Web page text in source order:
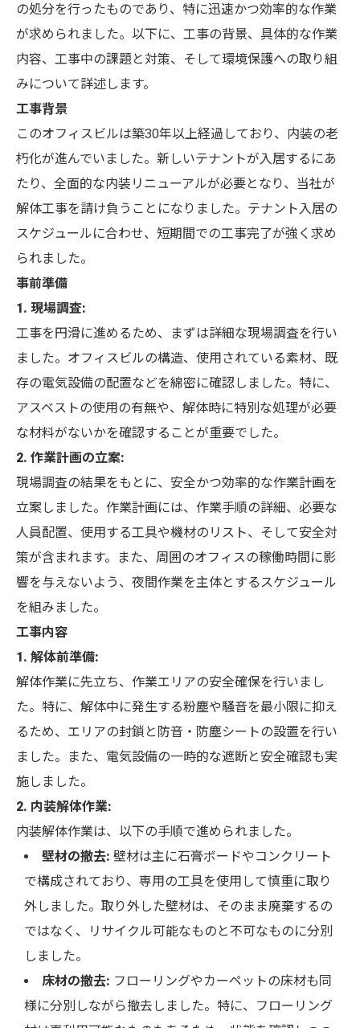
の処分を行ったものであり、特に迅速かつ効率的な作業
が求められました。以下に、工事の背景、具体的な作業
内容、工事中の課題と対策、そして環境保護への取り組
みについて詳述します。
工事背景
このオフィスビルは築30年以上経過しており、内装の老
朽化が進んでいました。新しいテナントが入居するにあ
たり、全面的な内装リニューアルが必要となり、当社が
解体工事を請け負うことになりました。テナント入居の
スケジュールに合わせ、短期間での工事完了が強く求め
られました。
事前準備
1. 現場調査:
工事を円滑に進めるため、まずは詳細な現場調査を行い
ました。オフィスビルの構造、使用されている素材、既
存の電気設備の配置などを綿密に確認しました。特に、
アスベストの使用の有無や、解体時に特別な処理が必要
な材料がないかを確認することが重要でした。
2. 作業計画の立案:
現場調査の結果をもとに、安全かつ効率的な作業計画を
立案しました。作業計画には、作業手順の詳細、必要な
人員配置、使用する工具や機材のリスト、そして安全対
策が含まれます。また、周囲のオフィスの稼働時間に影
響を与えないよう、夜間作業を主体とするスケジュール
を組みました。
工事内容
1. 解体前準備:
解体作業に先立ち、作業エリアの安全確保を行いまし
た。特に、解体中に発生する粉塵や騒音を最小限に抑え
るため、エリアの封鎖と防音・防塵シートの設置を行い
ました。また、電気設備の一時的な遮断と安全確認も実
施しました。
2. 内装解体作業:
内装解体作業は、以下の手順で進められました。
壁材の撤去: 壁材は主に石膏ボードやコンクリート
で構成されており、専用の工具を使用して慎重に取り
外しました。取り外した壁材は、そのまま廃棄するの
ではなく、リサイクル可能なものと不可なものに分別
しました。
床材の撤去: フローリングやカーペットの床材も同
様に分別しながら撤去しました。特に、フローリング